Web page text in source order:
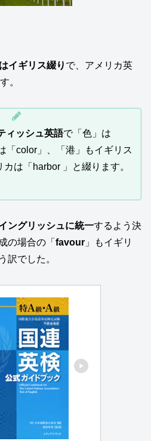
イギリス綴り で、アメリカ英
。
ィッシュ英語で「色」は
「color」、「港」もイギリス
カは「harbor 」と綴ります。
ングリッシュに統一するよう決
の場合の「 favour 」もイギリ
訳でした。